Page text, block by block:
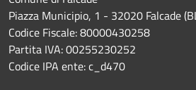
Piazza Municipio, 1 - 32020 Falcade
Codice Fiscale: 80000430258
Partita IVA: 00255230252
Codice IPA ente: c_d470